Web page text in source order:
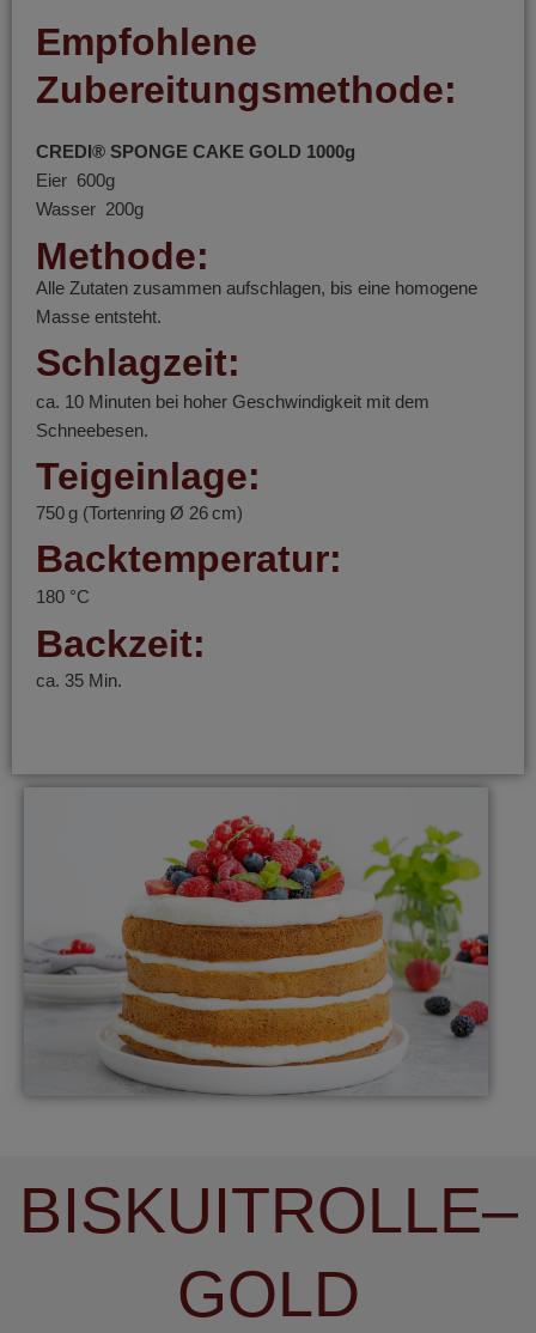
Empfohlene
Zubereitungsmethode:
CREDI® SPONGE CAKE GOLD 1000g
Eier 600g
Wasser 200g
Methode:
Alle Zutaten zusammen aufschlagen, bis eine homogene
Masse entsteht.
Schlagzeit:
ca. 10 Minuten bei hoher Geschwindigkeit mit dem
Schneebesen.
Teigeinlage:
750 g (Tortenring Ø 26 cm)
Backtemperatur:
180 °C
Backzeit:
ca. 35 Min.
BISKUITROLLE–
GOLD